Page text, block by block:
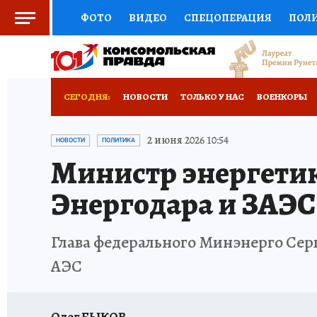
ФОТО ВИДЕО СПЕЦОПЕРАЦИЯ
СОЦПОДДЕРЖКА НАУКА СПОРТ
РЕКЛАМА ТЕСТЫ НОВОЕ
СЕГОДНЯ: НОВОСТИ ТОЛЬКО У НАС ВОЕНКОРЫ
ИСПЫТАНО НА СЕБЕ
НОВОСТИ ПОЛИТИКА 2 июня 2026 10:54
Министр
Энергодара и ЗАЭС
Глава федерального Минэнерго
АЭС